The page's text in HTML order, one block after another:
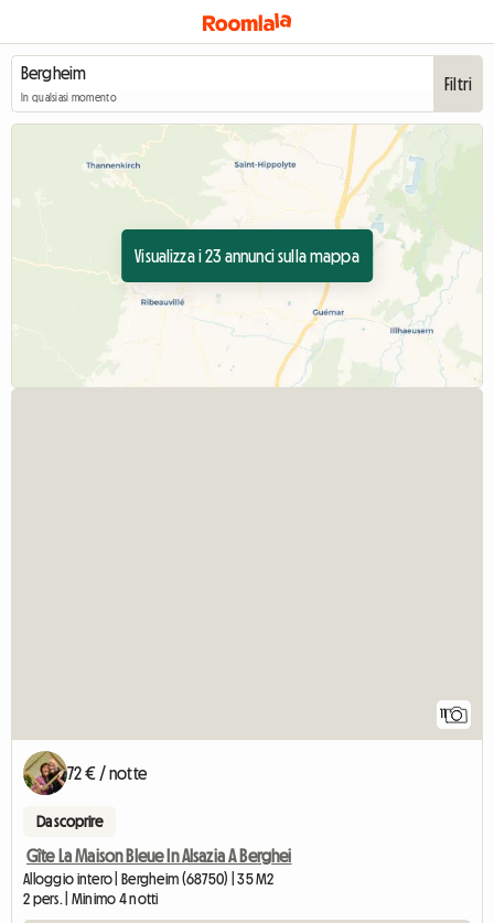
In qualsiasi momento
Filtri
Visualizza i 23 annunci sulla mappa
11
72 € / notte
Da scoprire
Gîte La Maison Bleue In Alsazia A Berghei
Alloggio intero | Bergheim (68750) | 35 M2
2 pers. | Minimo 4 notti